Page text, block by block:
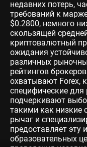
недавних потерь,
требований к
$0.2800, немного
скользящей
криптовалютный
ожидания
различных
рейтингов
охватывают Forex,
специфические для
подчеркивают
такими как низкие
рычаг и
предоставляет
образовательных